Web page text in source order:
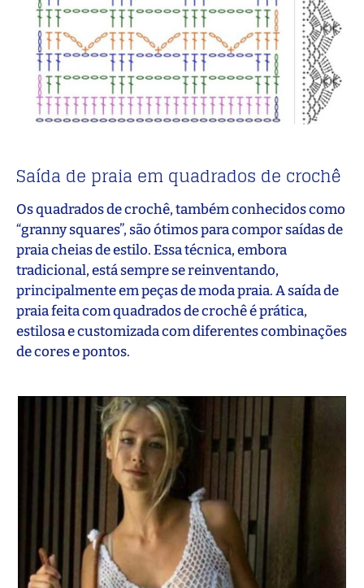
Saída de praia em quadrados de crochê
Os quadrados de crochê, também conhecidos como
“granny squares”, são ótimos para compor saídas de
praia cheias de estilo. Essa técnica, embora
tradicional, está sempre se reinventando,
principalmente em peças de moda praia. A saída de
praia feita com quadrados de crochê é prática,
estilosa e customizada com diferentes combinações
de cores e pontos.